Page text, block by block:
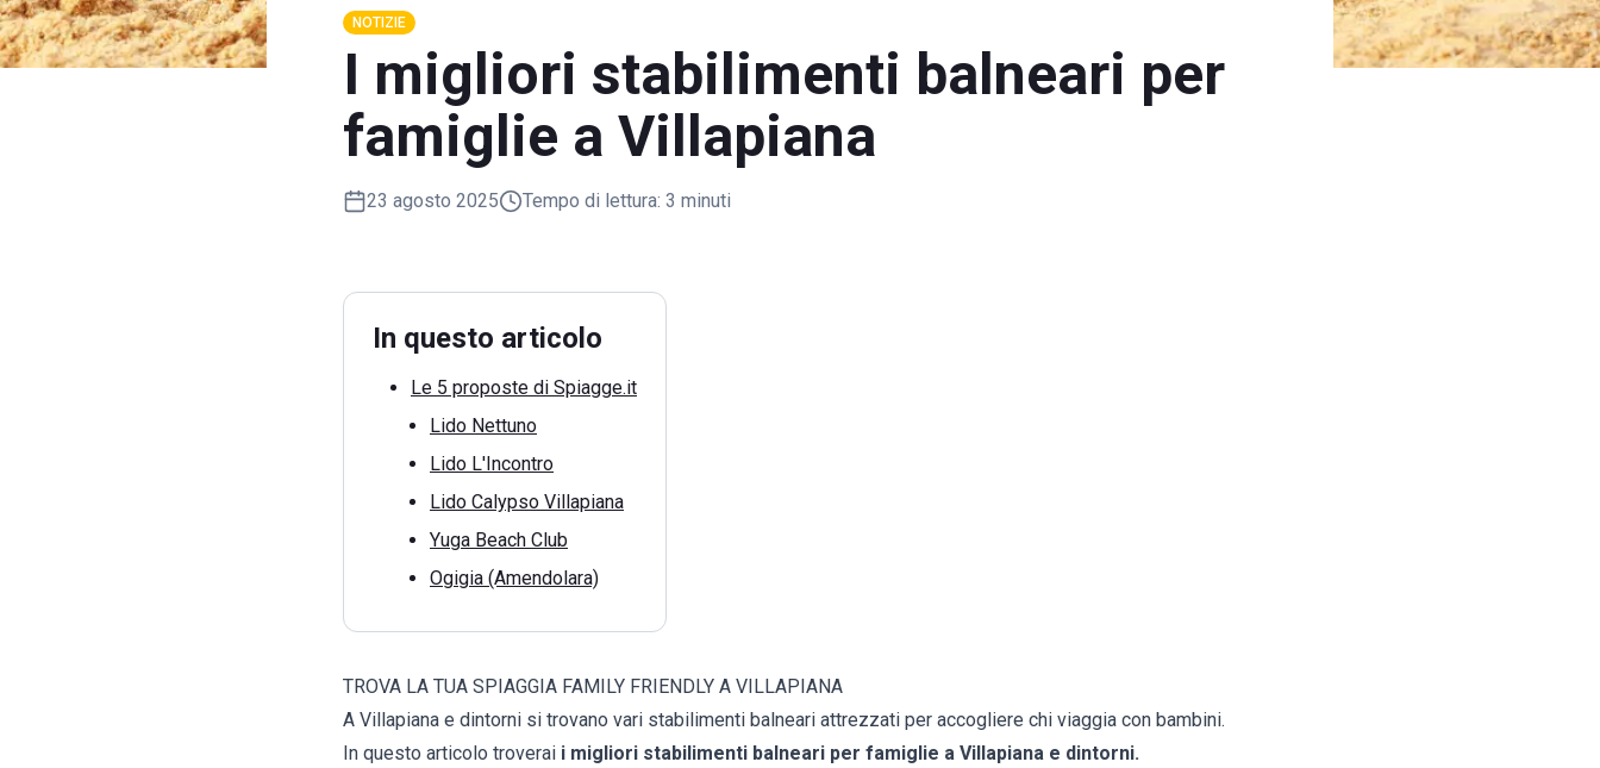
NOTIZIE
I migliori stabilimenti balneari per
famiglie a Villapiana
23 agosto 2025 Tempo di lettura: 3 minuti
In questo articolo
Le 5 proposte di Spiagge.it
Lido Nettuno
Lido L'Incontro
Lido Calypso Villapiana
Yuga Beach Club
Ogigia (Amendolara)
TROVA LA TUA SPIAGGIA FAMILY FRIENDLY A VILLAPIANA
A Villapiana e dintorni si trovano vari stabilimenti balneari attrezzati per accogliere chi viaggia con bambini.
In questo articolo troverai i migliori stabilimenti balneari per famiglie a Villapiana e dintorni.